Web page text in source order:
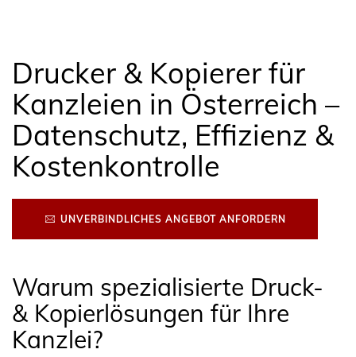
Drucker & Kopierer für
Kanzleien in Österreich –
Datenschutz, Effizienz &
Kostenkontrolle
UNVERBINDLICHES ANGEBOT ANFORDERN
Warum spezialisierte Druck-
& Kopierlösungen für Ihre
Kanzlei?